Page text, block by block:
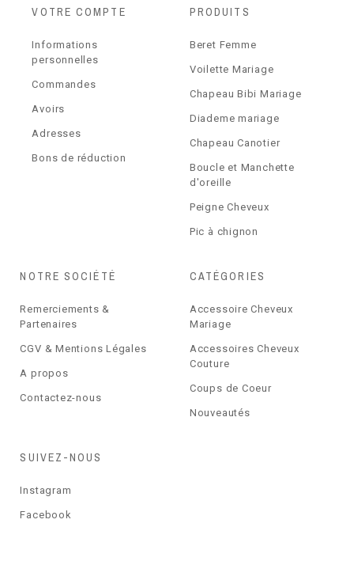
VOTRE COMPTE
Informations
personnelles
Commandes
Avoirs
Adresses
Bons de réduction
PRODUITS
Beret Femme
Voilette Mariage
Chapeau Bibi Mariage
Diademe mariage
Chapeau Canotier
Boucle et Manchette
d'oreille
Peigne Cheveux
Pic à chignon
NOTRE SOCIÉTÉ
Remerciements &
Partenaires
CGV & Mentions Légales
A propos
Contactez-nous
CATÉGORIES
Accessoire Cheveux
Mariage
Accessoires Cheveux
Couture
Coups de Coeur
Nouveautés
SUIVEZ-NOUS
Instagram
Facebook